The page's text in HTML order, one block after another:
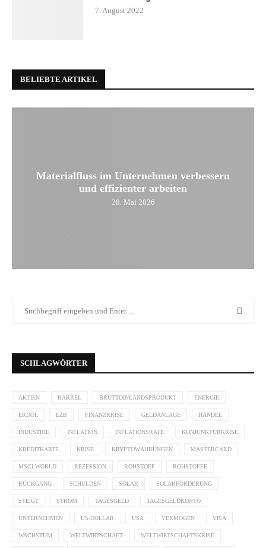
7. August 2022
BELIEBTE ARTIKEL
Materialfluss im Unternehmen verbessern
und effizienter arbeiten
28. Mai 2026
SCHLAGWÖRTER
AKTIEN BARREL BRUTTOINLANDSPRODUKT ENERGIE
ERDÖL EZB FINANZKRISE GELDANLAGE HANDEL
INDUSTRIE INFLATION INFLATIONSRATE KONJUNKTURKRISE
KREDITKARTE KRISE KRYPTOWÄHRUNGEN MASTERCARD
MSCI WORLD REZESSION ROHSTOFF ROHSTOFFE
RÜCKGANG SCHULDEN SOLAR SOLARFÖRDERUNG
STEIGT STROM TAGESGELD TAGESGELDKONTO
UNTERNEHMEN US-DOLLAR USA VERMÖGEN VISA
WACHSTUM WELTWIRTSCHAFT WELTWIRTSCHAFTSKRISE